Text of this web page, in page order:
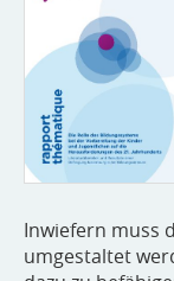
Inwiefern muss
umgestaltet